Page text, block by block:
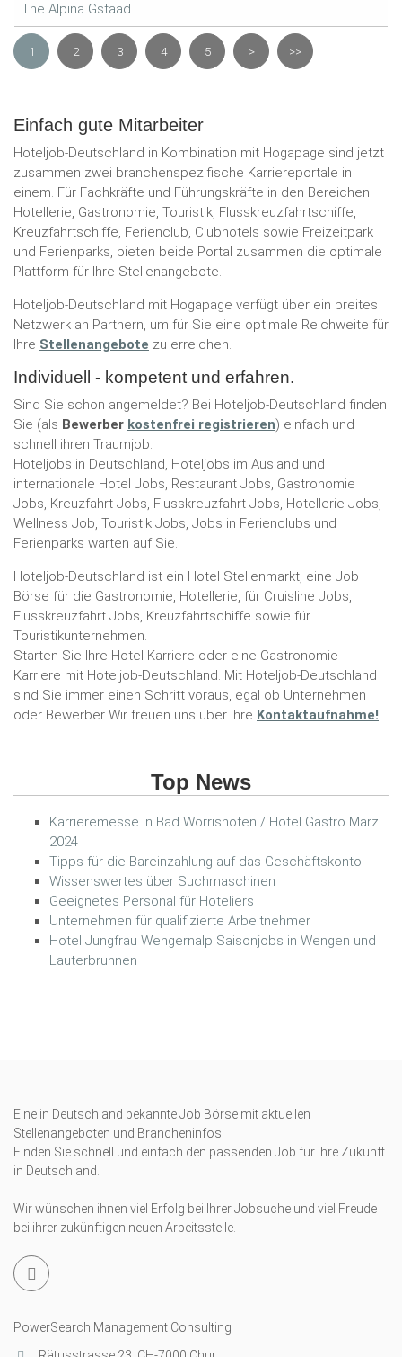
The Alpina Gstaad
1 2 3 4 5 > >>
Einfach gute Mitarbeiter
Hoteljob-Deutschland in Kombination mit Hogapage sind jetzt
zusammen zwei branchenspezifische Karriereportale in
einem. Für Fachkräfte und Führungskräfte in den Bereichen
Hotellerie, Gastronomie, Touristik, Flusskreuzfahrtschiffe,
Kreuzfahrtschiffe, Ferienclub, Clubhotels sowie Freizeitpark
und Ferienparks, bieten beide Portal zusammen die optimale
Plattform für Ihre Stellenangebote.
Hoteljob-Deutschland mit Hogapage verfügt über ein breites
Netzwerk an Partnern, um für Sie eine optimale Reichweite für
Ihre Stellenangebote zu erreichen.
Individuell - kompetent und erfahren.
Sind Sie schon angemeldet? Bei Hoteljob-Deutschland finden
Sie (als Bewerber kostenfrei registrieren) einfach und
schnell ihren Traumjob.
Hoteljobs in Deutschland, Hoteljobs im Ausland und
internationale Hotel Jobs, Restaurant Jobs, Gastronomie
Jobs, Kreuzfahrt Jobs, Flusskreuzfahrt Jobs, Hotellerie Jobs,
Wellness Job, Touristik Jobs, Jobs in Ferienclubs und
Ferienparks warten auf Sie.
Hoteljob-Deutschland ist ein Hotel Stellenmarkt, eine Job
Börse für die Gastronomie, Hotellerie, für Cruisline Jobs,
Flusskreuzfahrt Jobs, Kreuzfahrtschiffe sowie für
Touristikunternehmen.
Starten Sie Ihre Hotel Karriere oder eine Gastronomie
Karriere mit Hoteljob-Deutschland. Mit Hoteljob-Deutschland
sind Sie immer einen Schritt voraus, egal ob Unternehmen
oder Bewerber Wir freuen uns über Ihre Kontaktaufnahme!
Top News
Karrieremesse in Bad Wörrishofen / Hotel Gastro März
2024
Tipps für die Bareinzahlung auf das Geschäftskonto
Wissenswertes über Suchmaschinen
Geeignetes Personal für Hoteliers
Unternehmen für qualifizierte Arbeitnehmer
Hotel Jungfrau Wengernalp Saisonjobs in Wengen und
Lauterbrunnen
Eine in Deutschland bekannte Job Börse mit aktuellen
Stellenangeboten und Brancheninfos!
Finden Sie schnell und einfach den passenden Job für Ihre Zukunft
in Deutschland.
Wir wünschen ihnen viel Erfolg bei Ihrer Jobsuche und viel Freude
bei ihrer zukünftigen neuen Arbeitsstelle.
PowerSearch Management Consulting